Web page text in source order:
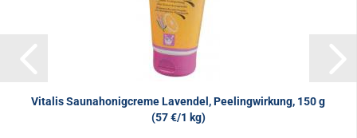
Vitalis Saunahonigcreme Lavendel, Peelingwirkung, 150 g
(57 €/1 kg)